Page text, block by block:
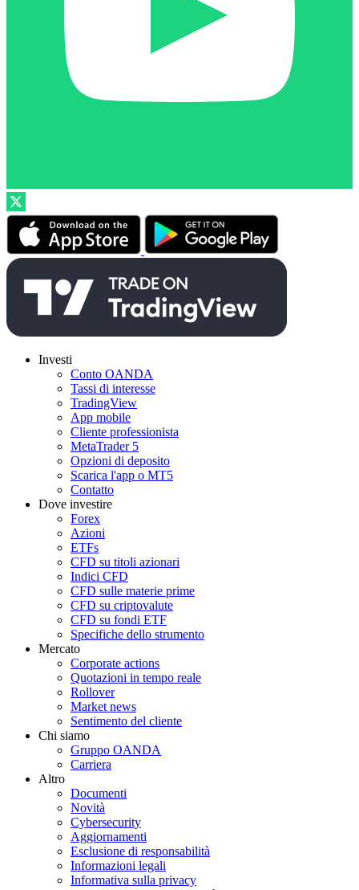
Investi
Conto OANDA
Tassi di interesse
TradingView
App mobile
Cliente professionista
MetaTrader 5
Opzioni di deposito
Scarica l'app o MT5
Contatto
Dove investire
Forex
Azioni
ETFs
CFD su titoli azionari
Indici CFD
CFD sulle materie prime
CFD su criptovalute
CFD su fondi ETF
Specifiche dello strumento
Mercato
Corporate actions
Quotazioni in tempo reale
Rollover
Market news
Sentimento del cliente
Chi siamo
Gruppo OANDA
Carriera
Altro
Documenti
Novità
Cybersecurity
Aggiornamenti
Esclusione di responsabilità
Informazioni legali
Informativa sulla privacy